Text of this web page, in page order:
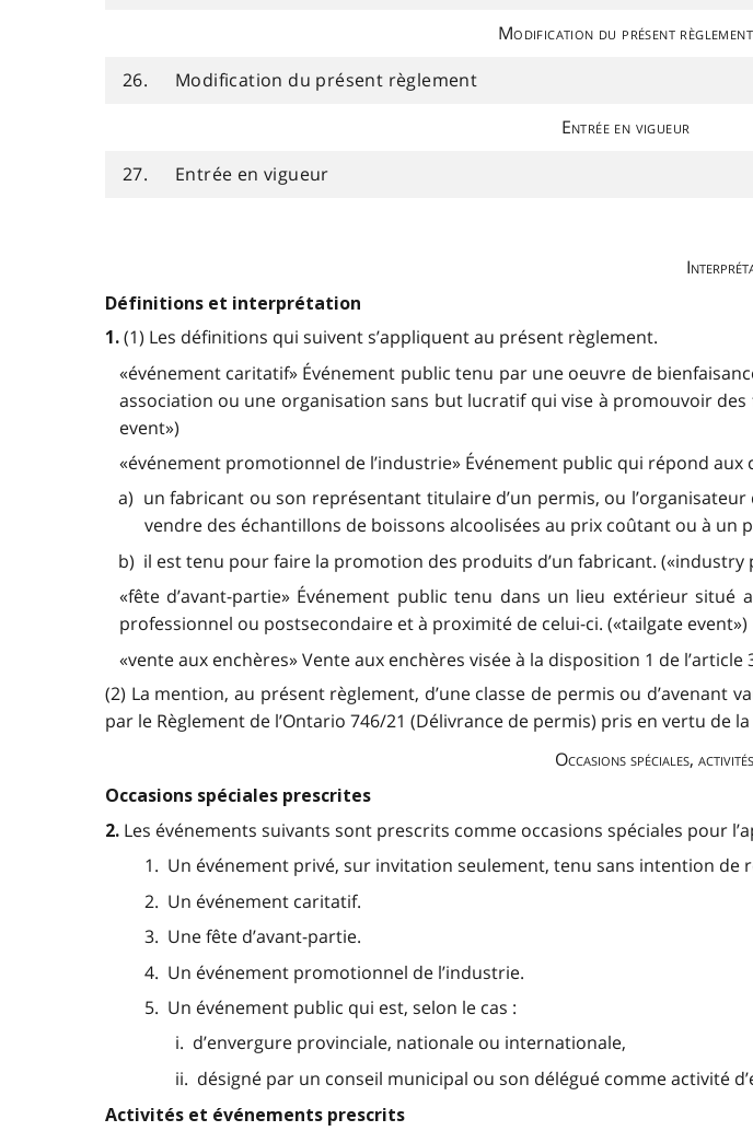
Modification du présent règlement
26.
Modification du présent règlement
Entrée en vigueur
27.
Entrée en vigueur
Définitions et interprétation
1. (1) Les définitions qui suivent s’appliquent au présent règlement.
«événement caritatif» Événement public tenu par une oeuvre de
association ou une organisation sans but lucratif qui vise à promouvoir
event»)
«événement promotionnel de l’industrie» Événement public qui répond aux
a) un fabricant ou son représentant titulaire d’un permis, ou
vendre des échantillons de boissons alcoolisées au prix coûtant ou à un
b) il est tenu pour faire la promotion des produits d’un fabricant. («industry
«fête d’avant-partie» Événement public tenu dans un lieu extérieur
professionnel ou postsecondaire et à proximité de celui-ci. («tailgate event»)
«vente aux enchères» Vente aux enchères visée à la disposition 1 de l’article
(2) La mention, au présent règlement, d’une classe de permis ou d’avenant
par le Règlement de l’Ontario 746/21 (Délivrance de permis) pris en vertu de la
Occasions spéciales,
Occasions spéciales prescrites
2. Les événements suivants sont prescrits comme occasions spéciales pour
1. Un événement privé, sur invitation seulement, tenu sans intention de
2. Un événement caritatif.
3. Une fête d’avant-partie.
4. Un événement promotionnel de l’industrie.
5. Un événement public qui est, selon le cas :
i. d’envergure provinciale, nationale ou internationale,
ii. désigné par un conseil municipal ou son délégué comme activité
Activités et événements prescrits